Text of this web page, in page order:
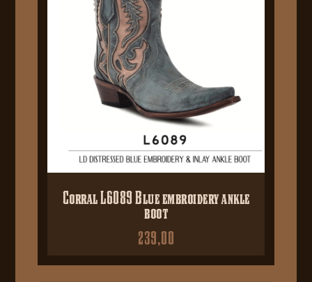
Corral L6089 Blue embroidery ankle
boot
239,00